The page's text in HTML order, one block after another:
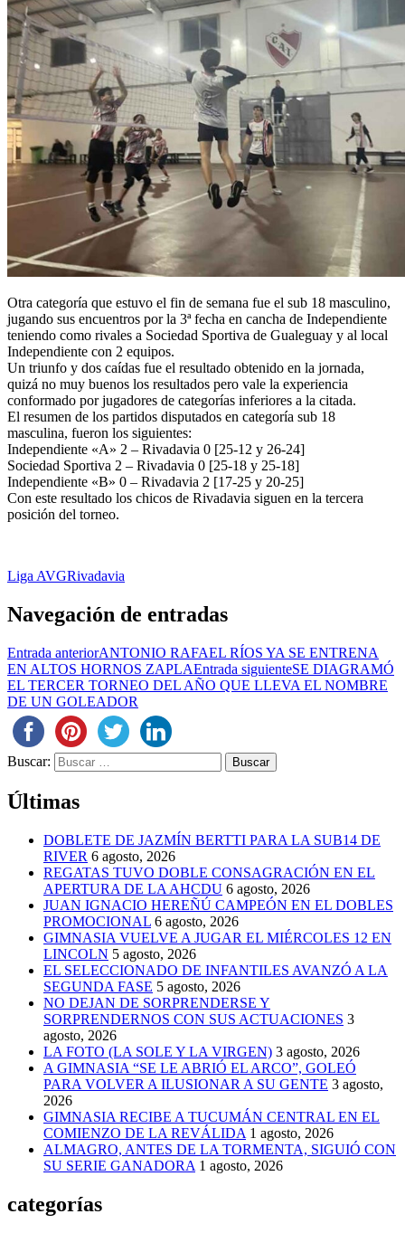
Otra categoría que estuvo el fin de semana fue el sub 18 masculino,
jugando sus encuentros por la 3ª fecha en cancha de Independiente
teniendo como rivales a Sociedad Sportiva de Gualeguay y al local
Independiente con 2 equipos.
Un triunfo y dos caídas fue el resultado obtenido en la jornada,
quizá no muy buenos los resultados pero vale la experiencia
conformado por jugadores de categorías inferiores a la citada.
El resumen de los partidos disputados en categoría sub 18
masculina, fueron los siguientes:
Independiente «A» 2 – Rivadavia 0 [25-12 y 26-24]
Sociedad Sportiva 2 – Rivadavia 0 [25-18 y 25-18]
Independiente «B» 0 – Rivadavia 2 [17-25 y 20-25]
Con este resultado los chicos de Rivadavia siguen en la tercera
posición del torneo.
Liga AVGRivadavia
Navegación de entradas
Entrada anteriorANTONIO RAFAEL RÍOS YA SE ENTRENA
EN ALTOS HORNOS ZAPLAEntrada siguienteSE DIAGRAMÓ
EL TERCER TORNEO DEL AÑO QUE LLEVA EL NOMBRE
DE UN GOLEADOR
Buscar:
Últimas
DOBLETE DE JAZMÍN BERTTI PARA LA SUB14 DE
RIVER 6 agosto, 2026
REGATAS TUVO DOBLE CONSAGRACIÓN EN EL
APERTURA DE LA AHCDU 6 agosto, 2026
JUAN IGNACIO HEREÑÚ CAMPEÓN EN EL DOBLES
PROMOCIONAL 6 agosto, 2026
GIMNASIA VUELVE A JUGAR EL MIÉRCOLES 12 EN
LINCOLN 5 agosto, 2026
EL SELECCIONADO DE INFANTILES AVANZÓ A LA
SEGUNDA FASE 5 agosto, 2026
NO DEJAN DE SORPRENDERSE Y
SORPRENDERNOS CON SUS ACTUACIONES 3
agosto, 2026
LA FOTO (LA SOLE Y LA VIRGEN) 3 agosto, 2026
A GIMNASIA “SE LE ABRIÓ EL ARCO”, GOLEÓ
PARA VOLVER A ILUSIONAR A SU GENTE 3 agosto,
2026
GIMNASIA RECIBE A TUCUMÁN CENTRAL EN EL
COMIENZO DE LA REVÁLIDA 1 agosto, 2026
ALMAGRO, ANTES DE LA TORMENTA, SIGUIÓ CON
SU SERIE GANADORA 1 agosto, 2026
categorías